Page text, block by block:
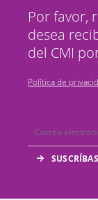
Por favor,
desea
del CMI
Política de